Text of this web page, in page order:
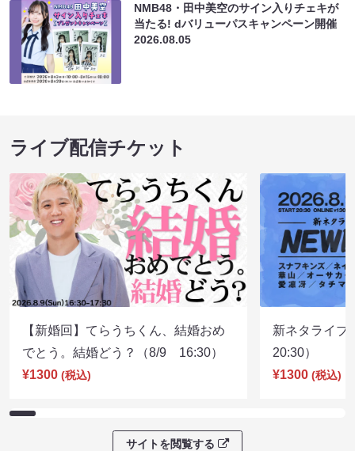
NMB48・田中美空のサイン入りチェキが
当たる! dバリューパスキャンペーン開催
2026.08.05
ライブ配信チケット
【新婚回】てらうちくん、結婚おめ
でとう。結婚どう？（8/9 16:30）
¥1300 (税込)
新ネタライ
20:30）
¥1300 (税込)
サイトを閲覧する